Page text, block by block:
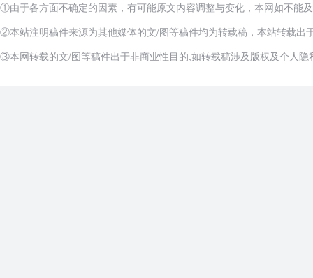
①由于各方面不确定的因素，有可能原文内容调整与变化，本网如不能
②本站注明稿件来源为其他媒体的文/图等稿件均为转载稿，本站转载
③本网转载的文/图等稿件出于非商业性目的,如转载稿涉及版权及个人